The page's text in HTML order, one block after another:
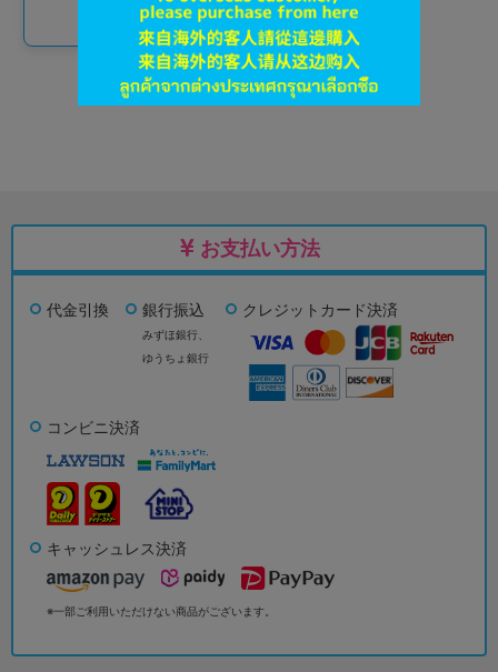
お支払い方法
代金引換 銀行振込
みずほ銀行、
ゆうちょ銀行
クレジットカード決済
コンビニ決済
キャッシュレス決済
※一部ご利用いただけない商品がございます。